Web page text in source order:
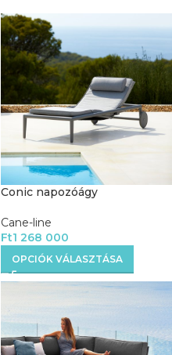
Conic napozóágy
Cane-line
Ft1 268 000
OPCIÓK VÁLASZTÁSA